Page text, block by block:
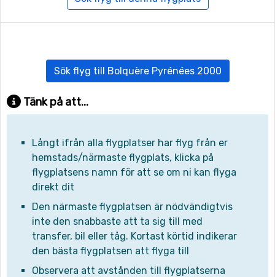
Sök flyg till Bolquère Pyrénées 2000
Tänk på att...
Långt ifrån alla flygplatser har flyg från er
hemstads/närmaste flygplats, klicka på
flygplatsens namn för att se om ni kan flyga
direkt dit
Den närmaste flygplatsen är nödvändigtvis
inte den snabbaste att ta sig till med
transfer, bil eller tåg. Kortast körtid indikerar
den bästa flygplatsen att flyga till
Observera att avstånden till flygplatserna